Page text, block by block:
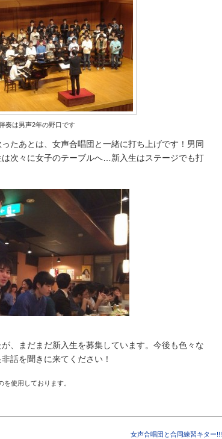
奏は男声2年の野口です
たあとは、女声合唱団と一緒に打ち上げです！男同
次々に女子のテーブルへ…新入生はステージでも打
、まだまだ新入生を募集しています。今後も色々な
話を聞きに来てください！
使用しております。
女声合唱団と合同練習キター!!!